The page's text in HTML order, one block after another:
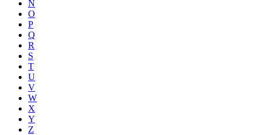
N
O
P
Q
R
S
T
U
V
W
X
Y
Z